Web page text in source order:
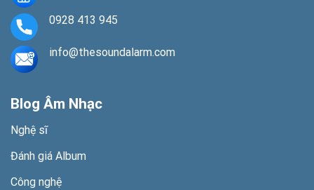
0928 413 945
info@thesoundalarm.com
Blog Âm Nhạc
Nghệ sĩ
Đánh giá Album
Công nghệ